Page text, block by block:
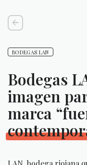
arrow_back
BODEGAS LAN
Bodegas
imagen
marca